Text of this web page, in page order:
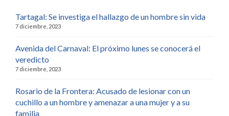
Tartagal: Se investiga el hallazgo de un hombre sin vida
7 diciembre, 2023
Avenida del Carnaval: El próximo lunes se conocerá el
veredicto
7 diciembre, 2023
Rosario de la Frontera: Acusado de lesionar con un
cuchillo a un hombre y amenazar a una mujer y a su
familia